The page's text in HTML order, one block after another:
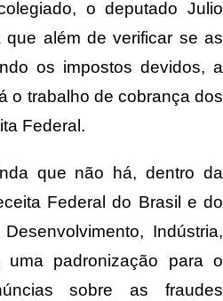
o deputado Julio
que além de verificar se as
os impostos devidos, a
o trabalho de cobrança dos
Federal.
que não há, dentro da
Federal do Brasil e do
Indústria,
uma padronização para o
sobre as fraudes